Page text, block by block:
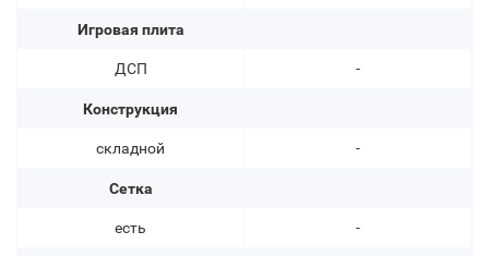
Игровая плита
ДСП
Конструкция
складной
Сетка
есть
-
-
-